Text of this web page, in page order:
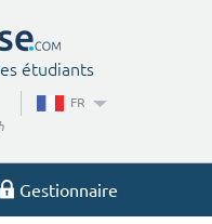
étudiants
FR
Gestionnaire